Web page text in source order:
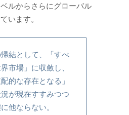
ルからさらにグローバル
います。
結として、「すべ
市場」に収斂し、
的な存在となる」
が現在すすみつつ
他ならない。